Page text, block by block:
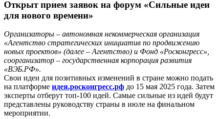
Открыт прием заявок на форум «Сильные идеи
для нового времени»
Организаторы – автономная некоммерческая организация
«Агентство стратегических инициатив по продвижению
новых проектов» (далее – Агентство) и Фонд «Росконгресс»,
соорганизатор – государственная корпорация развития
«ВЭБ.РФ».
Свои идеи для позитивных изменений в стране можно подать
на платформе идея.росконгресс.рф до 15 мая 2025 года. Затем
эксперты отберут топ-100 идей. Самые сильные из идей будут
представлены руководству страны в июле на финальном
мероприятии.